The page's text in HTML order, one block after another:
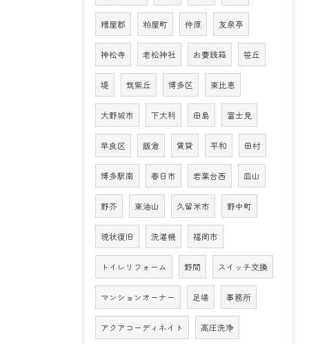
糟屋郡 粕屋町 仲原 友泉亭
神松寺 老松神社 お賽銭箱 笹丘
堤 筑紫丘 博多区 東比恵
大野城市 下大利 田島 富士見
早良区 飯倉 賃貸 平和 田村
博多駅南 春日市 若葉台西 皿山
野芥 東油山 久留米市 野中町
現状復旧 洗濯機 福岡市
トイレリフォーム 野間 スイッチ交換
マンションオーナー 足場 事務所
アクアコーディネイト 高圧洗浄